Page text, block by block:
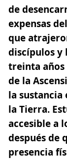
de
expensas
que
discípulos y
treinta años
de la
la sustancia
la Tierra.
accesible a
después de
presencia